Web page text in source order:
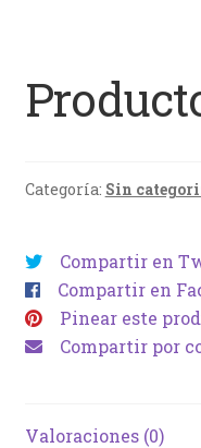
Categoría: Sin
Compartir en
Compartir en
Pinear este
Compartir por
Valoraciones (0)